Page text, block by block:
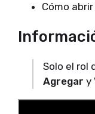
Cómo
Solo el rol
Agregar y